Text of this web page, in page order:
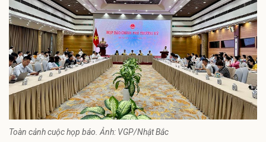
Toàn cảnh cuộc họp báo. Ảnh: VGP/Nhật Bắc